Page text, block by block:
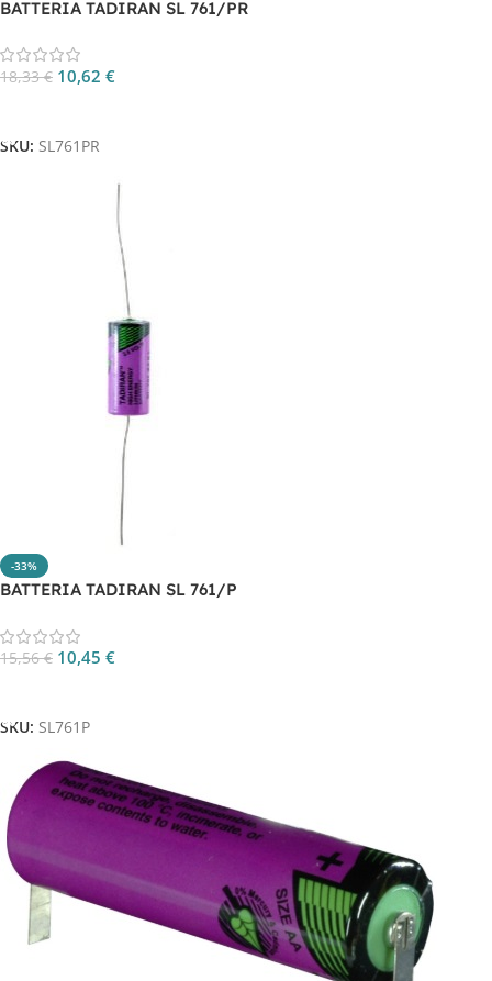
BATTERIA TADIRAN SL 761/PR
18,33€ 10,62 €
SKU: SL761PR
-33%
BATTERIA TADIRAN SL 761/P
15,56€ 10,45 €
SKU: SL761P